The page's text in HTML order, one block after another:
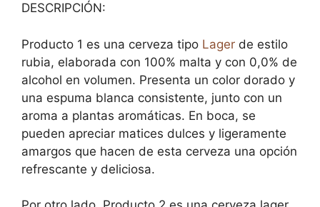
DESCRIPCIÓN:
Producto 1 es una cerveza tipo Lager de estilo
rubia, elaborada con 100% malta y con 0,0% de
alcohol en volumen. Presenta un color dorado y
una espuma blanca consistente, junto con un
aroma a plantas aromáticas. En boca, se
pueden apreciar matices dulces y ligeramente
amargos que hacen de esta cerveza una opción
refrescante y deliciosa.